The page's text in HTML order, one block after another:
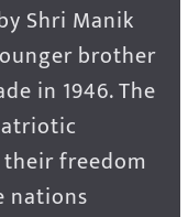
Shri Manik
brother
in 1946. The
freedom
nations